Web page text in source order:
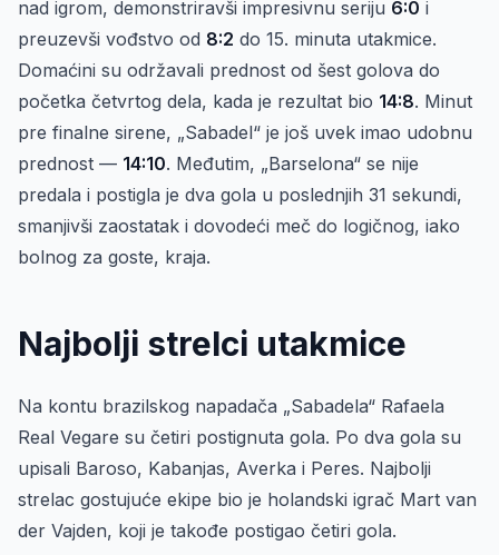
nad igrom, demonstriravši impresivnu seriju 6:0 i
preuzevši vođstvo od 8:2 do 15. minuta utakmice.
Domaćini su održavali prednost od šest golova do
početka četvrtog dela, kada je rezultat bio 14:8. Minut
pre finalne sirene, „Sabadel“ je još uvek imao udobnu
prednost — 14:10. Međutim, „Barselona“ se nije
predala i postigla je dva gola u poslednjih 31 sekundi,
smanjivši zaostatak i dovodeći meč do logičnog, iako
bolnog za goste, kraja.
Najbolji strelci utakmice
Na kontu brazilskog napadača „Sabadela“ Rafaela
Real Vegare su četiri postignuta gola. Po dva gola su
upisali Baroso, Kabanjas, Averka i Peres. Najbolji
strelac gostujuće ekipe bio je holandski igrač Mart van
der Vajden, koji je takođe postigao četiri gola.